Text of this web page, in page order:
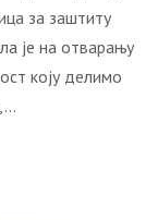
за заштиту
је на отварању
коју делимо